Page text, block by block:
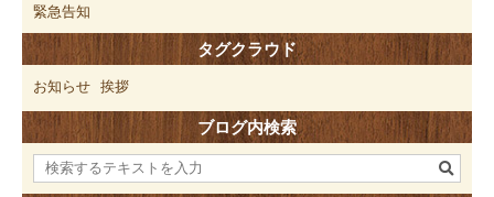
緊急告知
タグクラウド
お知らせ 挨拶
ブログ内検索